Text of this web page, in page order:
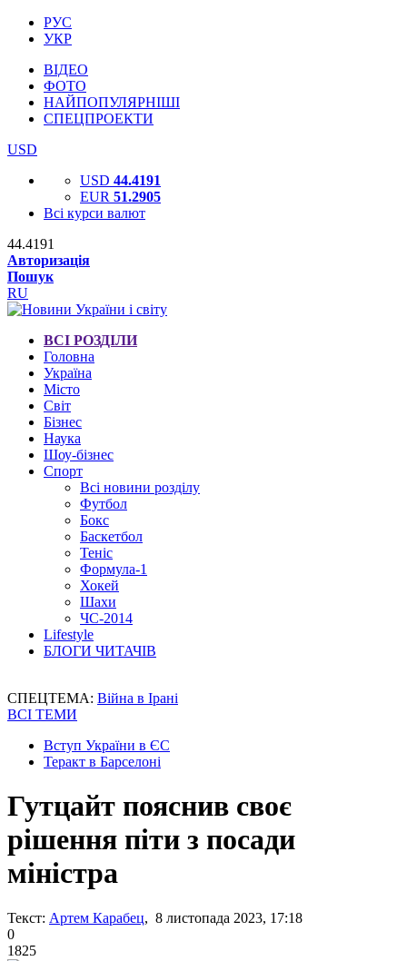
РУС
УКР
ВІДЕО
ФОТО
НАЙПОПУЛЯРНІШІ
СПЕЦПРОЕКТИ
USD
USD 44.4191
EUR 51.2905
Всі курси валют
44.4191
Авторизація
Пошук
RU
ВСІ РОЗДІЛИ
Головна
Україна
Місто
Світ
Бізнес
Наука
Шоу-бізнес
Спорт
Всі новини розділу
Футбол
Бокс
Баскетбол
Теніс
Формула-1
Хокей
Шахи
ЧС-2014
Lifestyle
БЛОГИ ЧИТАЧІВ
СПЕЦТЕМА: Війна в Ірані
ВСІ ТЕМИ
Вступ України в ЄС
Теракт в Барселоні
Гутцайт пояснив своє
рішення піти з посади
міністра
Текст: Артем Карабец, 8 листопада 2023, 17:18
0
1825